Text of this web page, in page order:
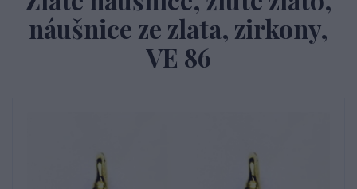
náušnice ze zlata, zirkony,
VE 86